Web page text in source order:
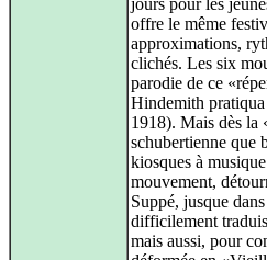
jours pour les
offre le même
approximations,
clichés. Les six
parodie de ce
Hindemith
1918). Mais dès la
schubertienne que
kiosques à
mouvement,
Suppé, jusque
difficilement
mais aussi, pour